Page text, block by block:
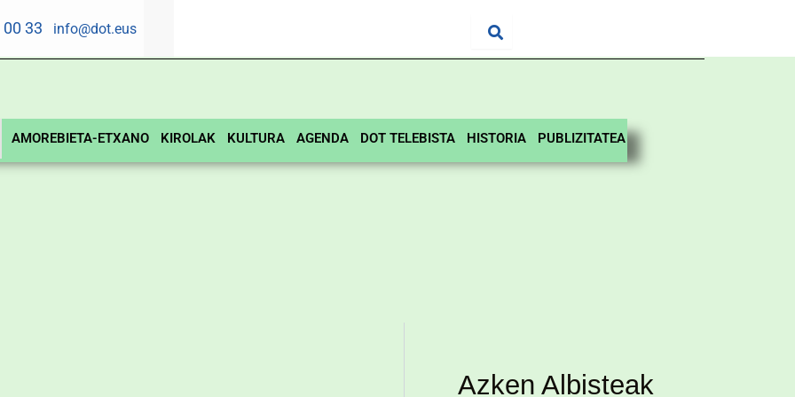
00 33 info@dot.eus
AMOREBIETA-ETXANO KIROLAK KULTURA AGENDA DOT TELEBISTA HISTORIA PUBLIZITATEA
Azken Albisteak